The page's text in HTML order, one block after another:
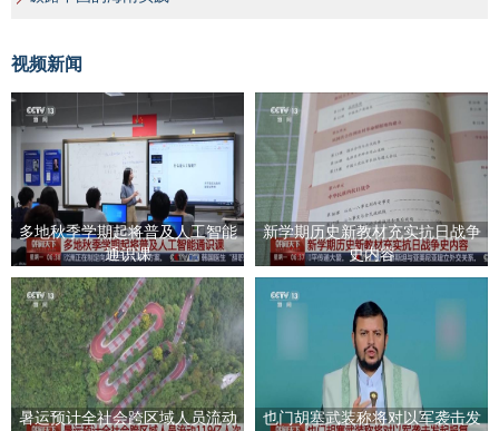
视频新闻
多地秋季学期起将普及人工智能
通识课
新学期历史新教材充实抗日战争
史内容
暑运预计全社会跨区域人员流动
也门胡塞武装称将对以军袭击发